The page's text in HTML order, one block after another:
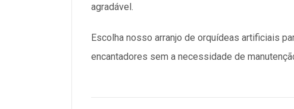
agradável.
Escolha nosso arranjo de orquídeas artificiais
encantadores sem a necessidade de